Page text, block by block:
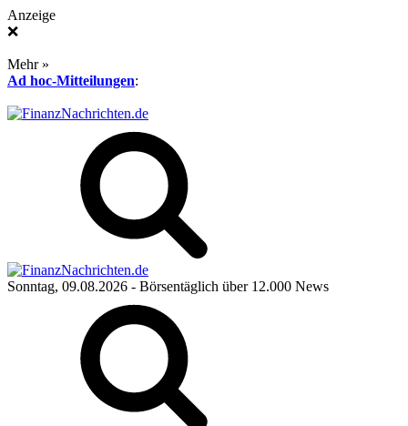
Anzeige
❌
Mehr »
Ad hoc-Mitteilungen:
Sonntag, 09.08.2026 - Börsentäglich über 12.000 News